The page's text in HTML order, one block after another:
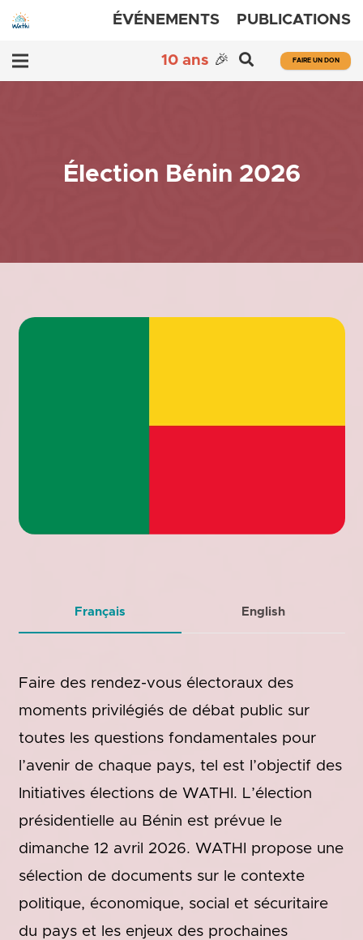
ÉVÉNEMENTS PUBLICATIONS
10 ans 🎉 FAIRE UN DON
Élection Bénin 2026
Français English
Faire des rendez-vous électoraux des
moments privilégiés de débat public sur
toutes les questions fondamentales pour
l’avenir de chaque pays, tel est l’objectif des
Initiatives élections de WATHI. L’élection
présidentielle au Bénin est prévue le
dimanche 12 avril 2026. WATHI propose une
sélection de documents sur le contexte
politique, économique, social et sécuritaire
du pays et les enjeux des prochaines